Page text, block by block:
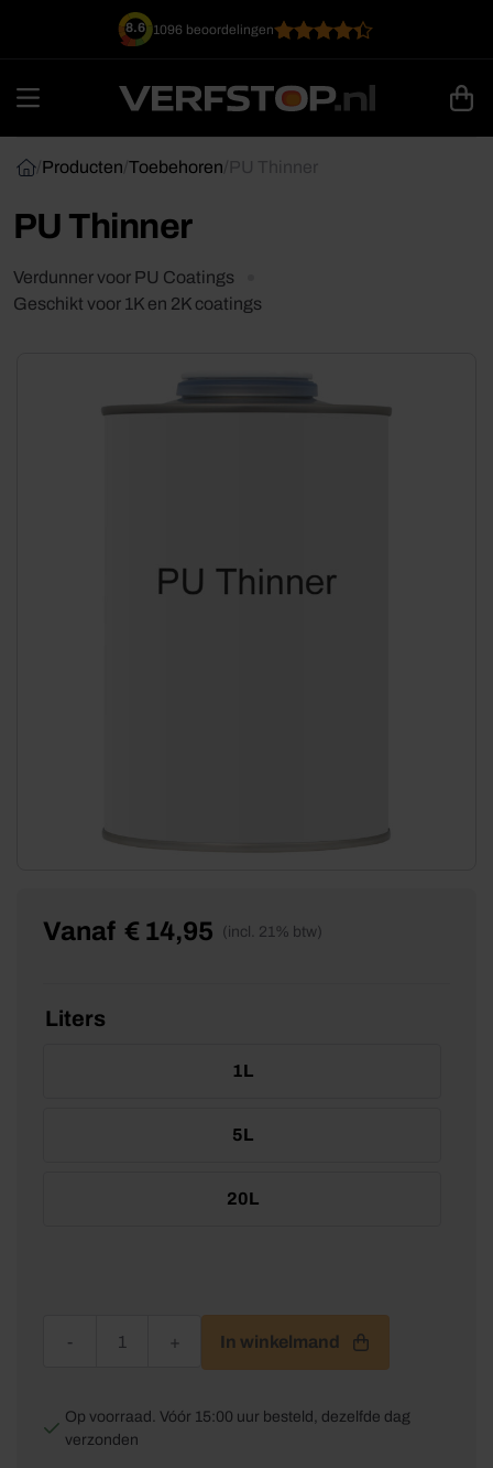
8.6 1096 beoordelingen
Producten Toebehoren PU Thinner
PU Thinner
Verdunner voor PU Coatings
Geschikt voor 1K en 2K coatings
Vanaf € 14,95 (incl. 21% btw)
Liters
1L
5L
20L
In winkelmand
Op voorraad. Vóór 15:00 uur besteld, dezelfde dag
verzonden